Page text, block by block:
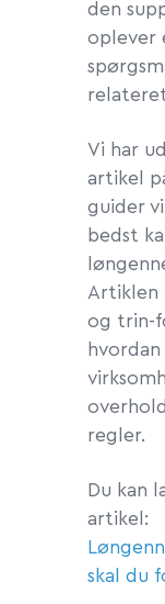
den
oplever
Vi har
artikel
guider
bedst
Artiklen
og trin-
regler.
Du kan
artikel:
skal du